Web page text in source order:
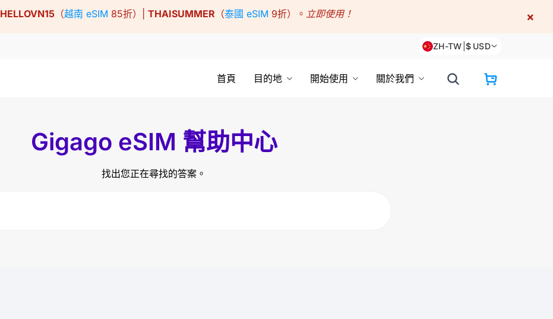
HELLOVN15 （越南 eSIM 85折）| THAISUMMER （泰國 eSIM 9折）。 立即使用！ ×
ZH-TW |$ USD
首頁 目的地 開始使用 關於我們
Gigago eSIM 幫助中心
找出您正在尋找的答案。